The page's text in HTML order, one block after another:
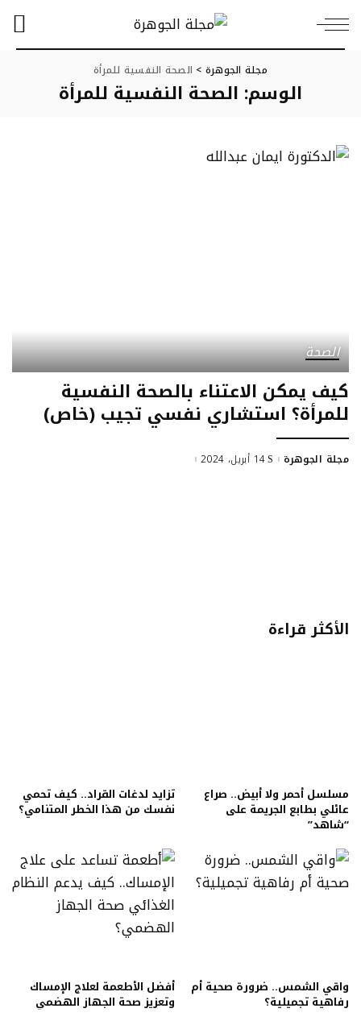
مجلة الجوهرة > الصحة النفسية للمرأة
الوسم: الصحة النفسية للمرأة
الصحة
كيف يمكن الاعتناء بالصحة النفسية
للمرأة؟ استشاري نفسي تجيب (خاص)
مجلة الجوهرة 14 أبريل، 2024
الأكثر قراءة
مسلسل أحمر ولا أبيض.. صراع
عائلي بطابع الجريمة على
“شاهد”
تزايد لدغات القراد.. كيف تحمي
نفسك من هذا الخطر المتنامي؟
واقي الشمس.. ضرورة صحية أم
رفاهية تجميلية؟
أفضل الأطعمة لعلاج الإمساك
وتعزيز صحة الجهاز الهضمي